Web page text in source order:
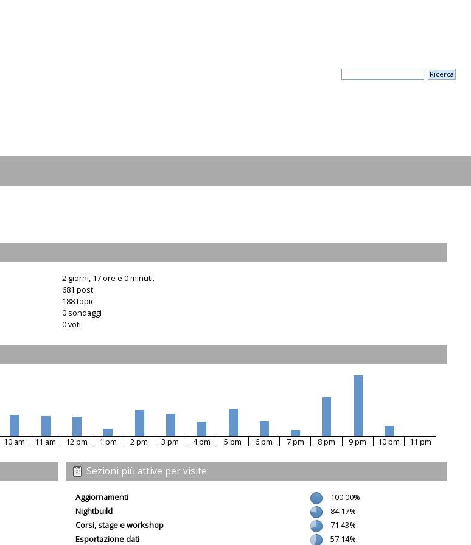
2 giorni, 17 ore e 0 minuti.
681 post
188 topic
0 sondaggi
0 voti
10 am 11 am 12 pm 1 pm 2 pm 3 pm 4 pm 5 pm 6 pm 7 pm 8 pm 9 pm 10 pm 11 pm
Sezioni più attive per visite
Aggiornamenti
100.00%
Nightbuild
84.17%
Corsi, stage e workshop
71.43%
Esportazione dati
57.14%